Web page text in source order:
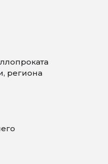
региона